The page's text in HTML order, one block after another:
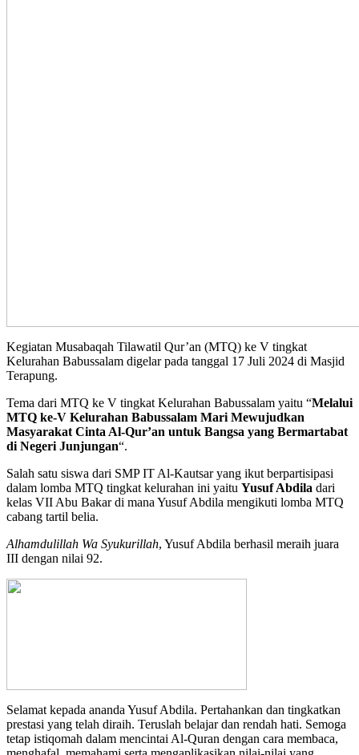
Kegiatan Musabaqah Tilawatil Qur’an (MTQ) ke V tingkat
Kelurahan Babussalam digelar pada tanggal 17 Juli 2024 di Masjid
Terapung.
Tema dari MTQ ke V tingkat Kelurahan Babussalam yaitu “Melalui
MTQ ke-V Kelurahan Babussalam Mari Mewujudkan
Masyarakat Cinta Al-Qur’an untuk Bangsa yang Bermartabat
di Negeri Junjungan“.
Salah satu siswa dari SMP IT Al-Kautsar yang ikut berpartisipasi
dalam lomba MTQ tingkat kelurahan ini yaitu Yusuf Abdila dari
kelas VII Abu Bakar di mana Yusuf Abdila mengikuti lomba MTQ
cabang tartil belia.
Alhamdulillah Wa Syukurillah, Yusuf Abdila berhasil meraih juara
III dengan nilai 92.
Selamat kepada ananda Yusuf Abdila. Pertahankan dan tingkatkan
prestasi yang telah diraih. Teruslah belajar dan rendah hati. Semoga
tetap istiqomah dalam mencintai Al-Quran dengan cara membaca,